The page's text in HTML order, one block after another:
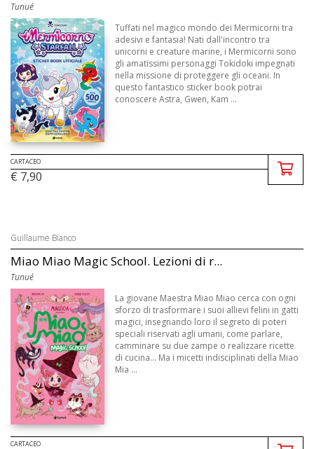
Tunué
Tuffati nel magico mondo dei Mermicorni tra
adesivi e fantasia! Nati dall'incontro tra
unicorni e creature marine, i Mermicorni sono
gli amatissimi personaggi Tokidoki impegnati
nella missione di proteggere gli oceani. In
questo fantastico sticker book potrai
conoscere Astra, Gwen, Kam ...
CARTACEO
€ 7,90
Guillaume Bianco
Miao Miao Magic School. Lezioni di r...
Tunué
La giovane Maestra Miao Miao cerca con ogni
sforzo di trasformare i suoi allievi felini in gatti
magici, insegnando loro il segreto di poteri
speciali riservati agli umani, come parlare,
camminare su due zampe o realizzare ricette
di cucina... Ma i micetti indisciplinati della Miao
Mia ...
CARTACEO